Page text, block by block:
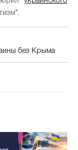
без Крыма